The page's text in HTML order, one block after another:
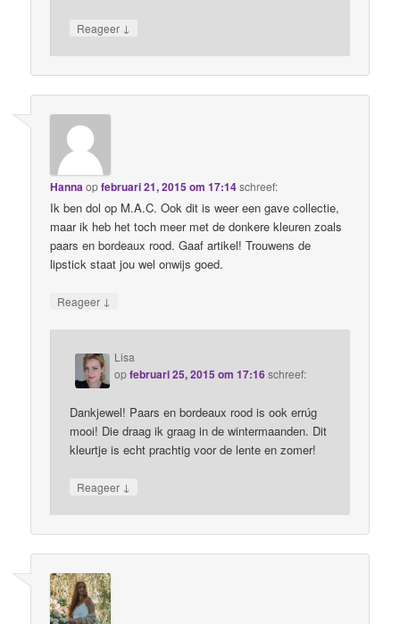
Reageer ↓
Hannaopfebruari 21, 2015 om 17:14schreef:
Ik ben dol op M.A.C. Ook dit is weer een gave collectie,
maar ik heb het toch meer met de donkere kleuren zoals
paars en bordeaux rood. Gaaf artikel! Trouwens de
lipstick staat jou wel onwijs goed.
Reageer ↓
Lisa
opfebruari 25, 2015 om 17:16schreef:
Dankjewel! Paars en bordeaux rood is ook errúg
mooi! Die draag ik graag in de wintermaanden. Dit
kleurtje is echt prachtig voor de lente en zomer!
Reageer ↓